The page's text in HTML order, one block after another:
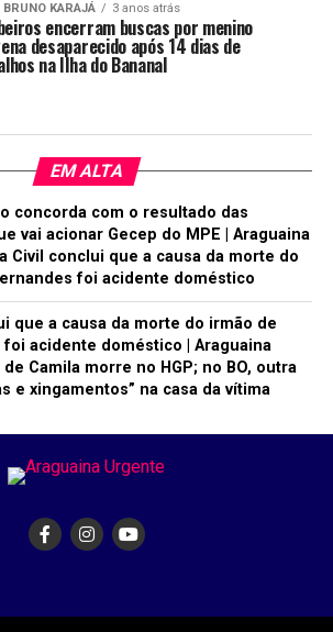
BRUNO KARAJÁ 3 anos atrás
encerram buscas por menino
desaparecido após 14 dias de
na Ilha do Bananal
EM ALTA
concorda com o resultado das
vai acionar Gecep do MPE | Araguaina
Civil conclui que a causa da morte do
foi acidente doméstico
que a causa da morte do irmão de
foi acidente doméstico | Araguaina
de Camila morre no HGP; no BO, outra
e xingamentos” na casa da vítima